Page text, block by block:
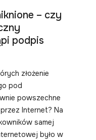
– czy
podpis
złożenie
pod
powszechne
Internet? Na
samej
było w